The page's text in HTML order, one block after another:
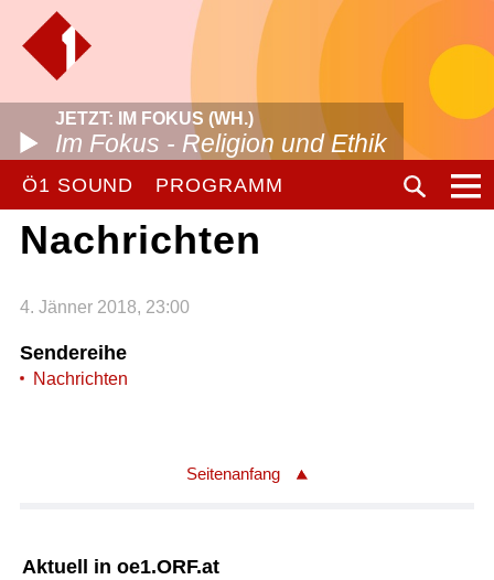
JETZT: IM FOKUS (WH.)
Im Fokus - Religion und Ethik
Ö1 SOUND PROGRAMM
Nachrichten
4. Jänner 2018, 23:00
Sendereihe
Nachrichten
Seitenanfang
Aktuell in oe1.ORF.at